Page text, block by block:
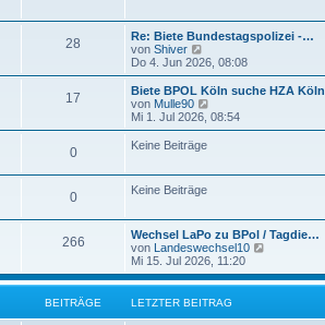
r
a
g
s
t
B
e
r
28
Re: Biete Bundestagspolizei -…
von Shiver
e
u
e
s
t
e
B
i
t
a
g
Do 4. Jun 2026, 08:08
17
Biete BPOL Köln suche HZA Köln
von Mulle90
e
u
e
i
t
r
a
g
Mi 1. Jul 2026, 08:54
0 Keine Beiträge
0 Keine Beiträge
266
Wechsel LaPo zu BPol / Tagdie…
von Landeswechsel10
u
e
Mi 15. Jul 2026, 11:20
BEITRÄGE LETZTER BEITRAG